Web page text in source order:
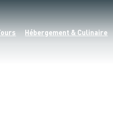
Hébergement & Culinaire